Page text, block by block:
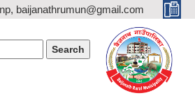
baijanathrumun@gmail.com